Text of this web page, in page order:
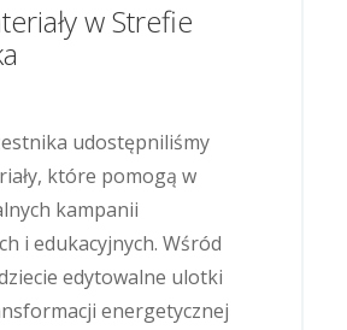
w Strefie
udostępniliśmy
które pomogą w
kampanii
i edukacyjnych. Wśród
edytowalne ulotki
energetycznej